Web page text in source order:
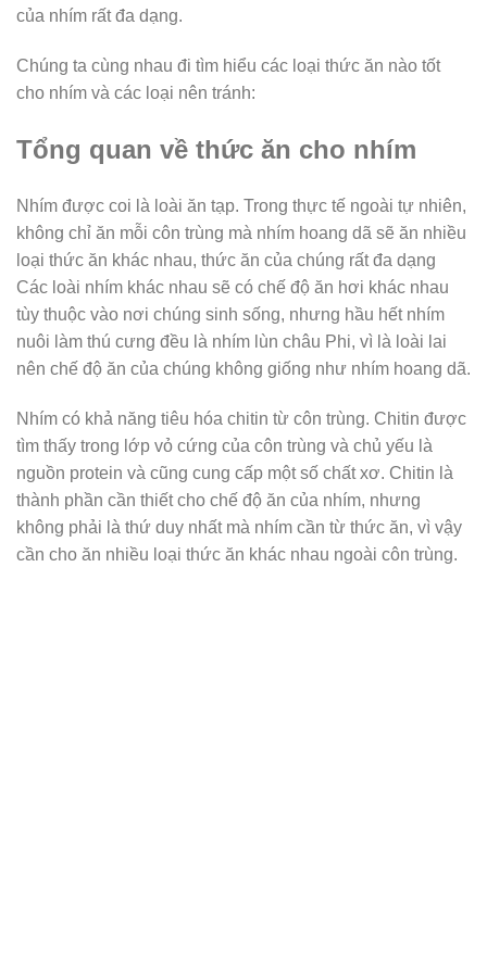
của nhím rất đa dạng.
Chúng ta cùng nhau đi tìm hiểu các loại thức ăn nào tốt
cho nhím và các loại nên tránh:
Tổng quan về thức ăn cho nhím
Nhím được coi là loài ăn tạp. Trong thực tế ngoài tự nhiên,
không chỉ ăn mỗi côn trùng mà nhím hoang dã sẽ ăn nhiều
loại thức ăn khác nhau, thức ăn của chúng rất đa dạng
Các loài nhím khác nhau sẽ có chế độ ăn hơi khác nhau
tùy thuộc vào nơi chúng sinh sống, nhưng hầu hết nhím
nuôi làm thú cưng đều là nhím lùn châu Phi, vì là loài lai
nên chế độ ăn của chúng không giống như nhím hoang dã.
Nhím có khả năng tiêu hóa chitin từ côn trùng. Chitin được
tìm thấy trong lớp vỏ cứng của côn trùng và chủ yếu là
nguồn protein và cũng cung cấp một số chất xơ. Chitin là
thành phần cần thiết cho chế độ ăn của nhím, nhưng
không phải là thứ duy nhất mà nhím cần từ thức ăn, vì vậy
cần cho ăn nhiều loại thức ăn khác nhau ngoài côn trùng.